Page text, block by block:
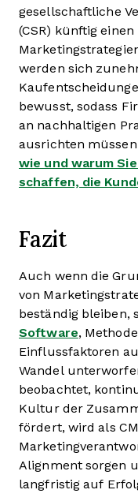
gesellschaftliche
(CSR) künftig
werden sich
bewusst, sodass
an nachhaltigen
ausrichten
wie und warum
schaffen, die
Fazit
Auch wenn die
von
beständig bleiben,
Software,
Einflussfaktoren
Wandel
beobachtet,
Kultur der
fördert, wird als
Alignment sorgen
langfristig auf